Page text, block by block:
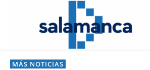
MÁS NOTICIAS